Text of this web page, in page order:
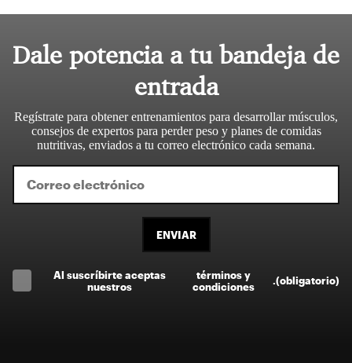
Dale potencia a tu bandeja de
entrada
Regístrate para obtener entrenamientos para desarrollar músculos,
consejos de expertos para perder peso y planes de comidas
nutritivas, enviados a tu correo electrónico cada semana.
ENVIAR
Al suscríbirte aceptas
nuestros
términos y
condiciones
.(obligatorio)